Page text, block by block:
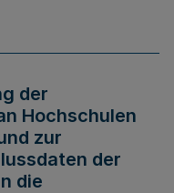
der
Hochschulen
zur
der
die